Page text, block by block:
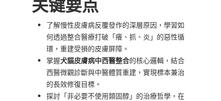
关键要点
了解慢性皮膚病反覆發作的深層原因，學習如
何透過整合醫療打破「癢、抓、炎」的惡性循
環，重建受損的皮膚屏障。
掌握犬貓皮膚病中西醫整合的核心邏輯，結合
西醫微觀診斷與中醫體質重建，實現標本兼治
的長效修復目標。
探討「非必要不使用類固醇」的治療哲學，在